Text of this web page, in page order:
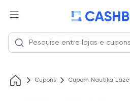
Cupons Cupom Nautika